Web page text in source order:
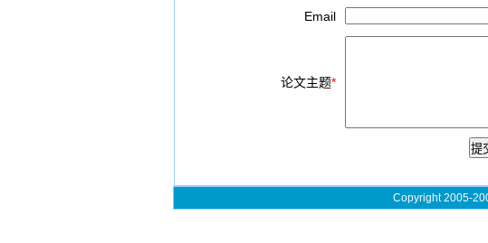
Email
论文主题*
Copyright 2005-